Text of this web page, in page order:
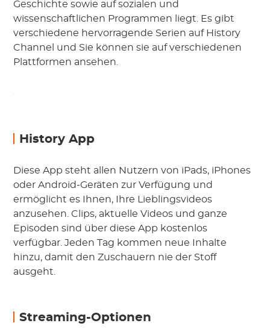
Geschichte sowie auf sozialen und
wissenschaftlichen Programmen liegt. Es gibt
verschiedene hervorragende Serien auf History
Channel und Sie können sie auf verschiedenen
Plattformen ansehen.
History App
Diese App steht allen Nutzern von iPads, iPhones
oder Android-Geräten zur Verfügung und
ermöglicht es Ihnen, Ihre Lieblingsvideos
anzusehen. Clips, aktuelle Videos und ganze
Episoden sind über diese App kostenlos
verfügbar. Jeden Tag kommen neue Inhalte
hinzu, damit den Zuschauern nie der Stoff
ausgeht.
Streaming-Optionen